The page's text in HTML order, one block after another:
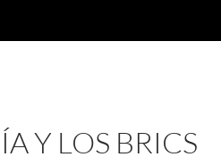
Y LOS BRICS